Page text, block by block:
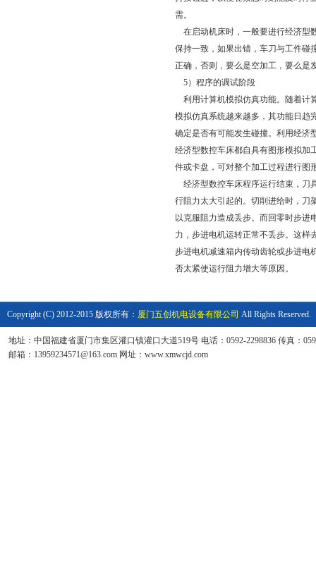
需。
在启动机床时，一般要进行经济型
保持一致，如果出错，车刀与工件碰
正确，否则，要么是空加工，要么是
5）程序的调试阶段
利用计算机模拟仿真功能。随着计
模拟仿真系统越来越多，其功能日趋
确定是否有可能发生碰撞。利用经济
经济型数控车床都自具有图形模拟加
件或卡盘，可对整个加工过程进行图
经济型数控车床程序运行结束，刀
行阻力太大引起的。切削进给时，刀
以克服阻力造成丢步。而回零时步进
力，步进电机运转正常不丢步。这样
步进电机减速箱内传动齿轮或步进电
否太紧使运行阻力增大等原因。
Copyright (C) 2012-2015 版权所有： 厦门五创机电设备有限公司 All Rights Reserved.
地址：中国福建省厦门市集区灌口镇灌口大道519号 电话：0592-2298836 传真：
邮箱：13959234571@163.com 网址：www.xmwcjd.com